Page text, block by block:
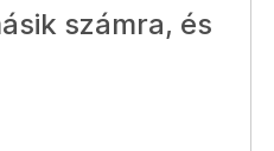
számra, és